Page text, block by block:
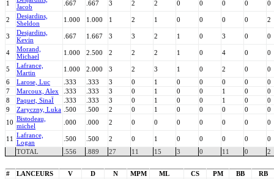
1
Jacob
.667 .667 3 2 2 0 0 0 0 0
2
Desjardins,
Sheldon
1.000 1.000 1 2 1 0 0 0 0 2
3
Desjardins,
Kevin
.667 1.667 3 3 2 1 0 3 0 0
4
Morand,
Michael
1.000 2.500 2 2 2 1 0 4 0 0
5
Lafrance,
Martin
1.000 2.000 3 2 3 1 0 2 0
0
6
Larose, Luc .333 .333 3 0 1 0 0 0 0
0
7
Marcoux, Alex .333 .333 3 0 1 0 0 1 0
0
8
Paquet, SinaÏ .333 .333 3 0 1 0 0 1 0
0
9
Zaryczny, Luka .500 .500 2 0 1 0 0 0 0
0
10 Bistodeau,
michel
.000 .000 2 0 0 0 0 0 0 0
11 Lafrance,
Logan
.500 .500 2 0 1 0 0 0 0
0
TOTAL
.556 .889 27 11 15 3 0 11 0 2
# LANCEURS V D N MPM ML CS PM BB
RB